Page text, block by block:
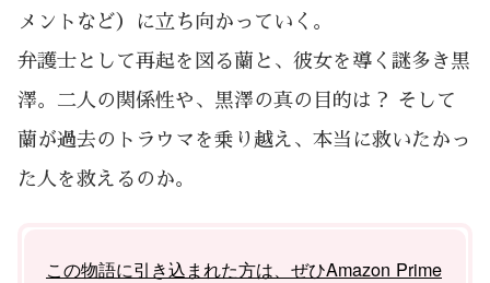
メントなど）に立ち向かっていく。
弁護士として再起を図る蘭と、彼女を導く謎多き黒
澤。二人の関係性や、黒澤の真の目的は？ そして
蘭が過去のトラウマを乗り越え、本当に救いたかっ
た人を救えるのか。
この物語に引き込まれた方は、ぜひAmazon Prime